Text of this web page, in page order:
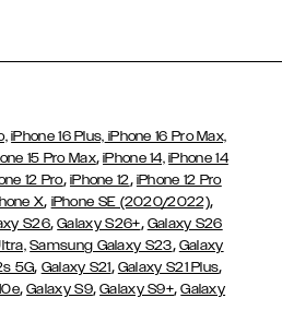
iPhone 16 Plus, iPhone 16 Pro Max,
15 Pro Max,iPhone 14, iPhone 14
12 Pro, iPhone 12, iPhone 12 Pro
X, iPhone SE (2020/2022),
S26,Galaxy S26+, Galaxy S26
Samsung Galaxy S23, Galaxy
5G, Galaxy S21, Galaxy S21 Plus,
,Galaxy S9,Galaxy S9+,Galaxy